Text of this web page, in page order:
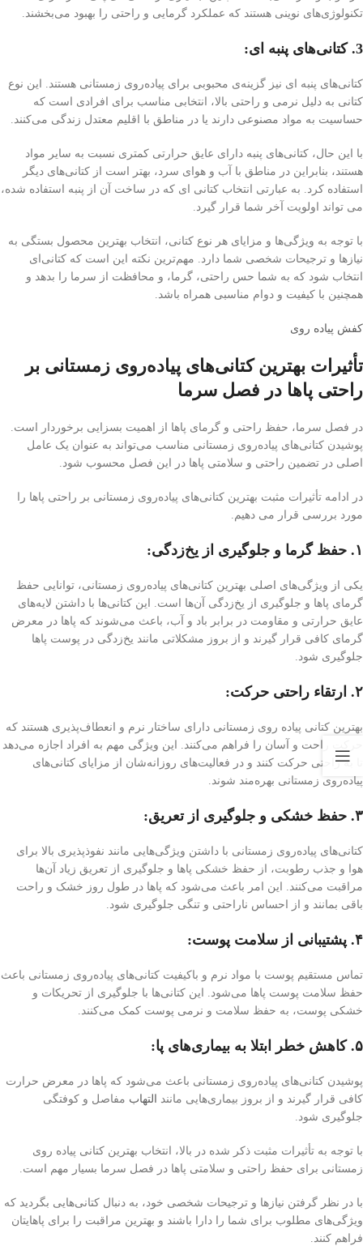
تکنولوژی‌های نوینی هستند که عملکرد گرمایی و راحتی را بهبود می‌بخشند.
3. کتانی‌های پنبه ای:
کتانی‌های پنبه ای نیز گزینه‌ی محبوبی برای پیاده‌روی زمستانی هستند. این نوع
کتانی به دلیل نرمی و راحتی بالا، انتخابی مناسب برای افرادی است که
حساسیت به مواد مصنوعی دارند یا در مناطق با اقلیم معتدل زندگی می‌کنند.
با این حال، کتانی‌های پنبه دارای عایق حرارتی کمتری نسبت به سایر مواد
هستند، بنابراین در مناطق با آب و هوای سرد، بهتر است از کتانی‌های دیگر
استفاده کرد. به عبارتی انتخاب کتانی ای که در ساخت آن از پنبه استفاده شده،
می تواند اولویت آخر شما قرار گیرد.
با توجه به ویژگی‌ها و مزایای هر نوع کتانی، انتخاب بهترین محصول بستگی به
نیازها و ترجیحات شخصی شما دارد. مهم‌ترین نکته این است که کتانی‌ای
انتخاب شود که به شما حس راحتی، گرما، و محافظت از سرما را بدهد و
همچنین با کیفیت و دوام مناسبی همراه باشد.
کفش پیاده روی
تأثیرات بهترین کتانی‌های پیاده‌روی زمستانی بر
راحتی پاها در فصل سرما
در فصل سرما، حفظ راحتی و گرمای پاها از اهمیت بسزایی برخوردار است.
پوشیدن کتانی‌های پیاده‌روی زمستانی مناسب می‌تواند به عنوان یک عامل
اصلی در تضمین راحتی و سلامتی پاها در این فصل محسوب شود.
در ادامه تأثیرات مثبت بهترین کتانی‌های پیاده‌روی زمستانی بر راحتی پاها را
مورد بررسی قرار می دهیم.
۱. حفظ گرما و جلوگیری از یخ‌زدگی:
یکی از ویژگی‌های اصلی بهترین کتانی‌های پیاده‌روی زمستانی، توانایی حفظ
گرمای پاها و جلوگیری از یخ‌زدگی آن‌ها است. این کتانی‌ها با داشتن لایه‌های
عایق حرارتی و مقاومت در برابر باد و آب، باعث می‌شوند که پاها در معرض
گرمای کافی قرار گیرند و از بروز مشکلاتی مانند یخ‌زدگی در پوست پاها
جلوگیری شود.
۲. ارتقاء راحتی حرکت:
بهترین کتانی پیاده روی زمستانی دارای ساختار نرم و انعطاف‌پذیری هستند که
حرکت راحت و آسان را فراهم می‌کنند. این ویژگی مهم به افراد اجازه می‌دهد
تا به راحتی حرکت کنند و در فعالیت‌های روزانه‌شان از مزایای کتانی‌های
پیاده‌روی زمستانی بهره‌مند شوند.
۳. حفظ خشکی و جلوگیری از تعریق:
کتانی‌های پیاده‌روی زمستانی با داشتن ویژگی‌هایی مانند نفوذپذیری بالا برای
هوا و جذب رطوبت، از حفظ خشکی پاها و جلوگیری از تعریق زیاد آن‌ها
مراقبت می‌کنند. این امر باعث می‌شود که پاها در طول روز خشک و راحت
باقی بمانند و از احساس ناراحتی و تنگی جلوگیری شود.
۴. پشتیبانی از سلامت پوست:
تماس مستقیم پوست با مواد نرم و باکیفیت کتانی‌های پیاده‌روی زمستانی باعث
حفظ سلامت پوست پاها می‌شود. این کتانی‌ها با جلوگیری از تحریکات و
خشکی پوست، به حفظ سلامت و نرمی پوست کمک می‌کنند.
۵. کاهش خطر ابتلا به بیماری‌های پا:
پوشیدن کتانی‌های پیاده‌روی زمستانی باعث می‌شود که پاها در معرض حرارت
کافی قرار گیرند و از بروز بیماری‌هایی مانند
التهاب مفاصل و کوفتگی
جلوگیری شود.
با توجه به تأثیرات مثبت ذکر شده در بالا، انتخاب بهترین کتانی پیاده روی
زمستانی برای حفظ راحتی و سلامتی پاها در فصل سرما بسیار مهم است.
با در نظر گرفتن نیازها و ترجیحات شخصی خود، به دنبال کتانی‌هایی بگردید که
ویژگی‌های مطلوب برای شما را دارا باشند و بهترین مراقبت را برای پاهایتان
فراهم کنند.